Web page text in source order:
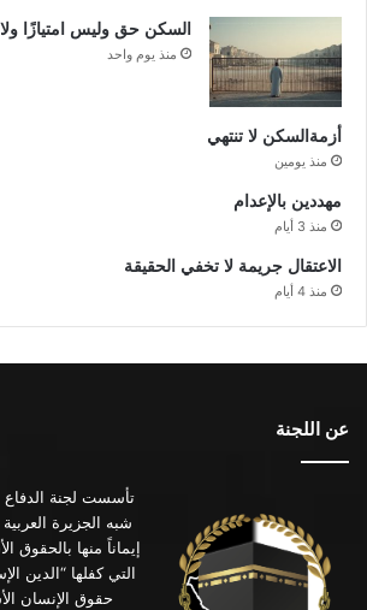
السكن حق وليس امتيازًا
منذ يوم واحد
أزمةالسكن لا تنتهي
منذ يومين
مهددين بالإعدام
منذ 3 أيام
الاعتقال جريمة لا تخفي الحقيقة
منذ 4 أيام
عن اللجنة
تأسست لجنة
إيماناً منها بالحقوق
التي كفلها “الدين
حقوق الإنسان